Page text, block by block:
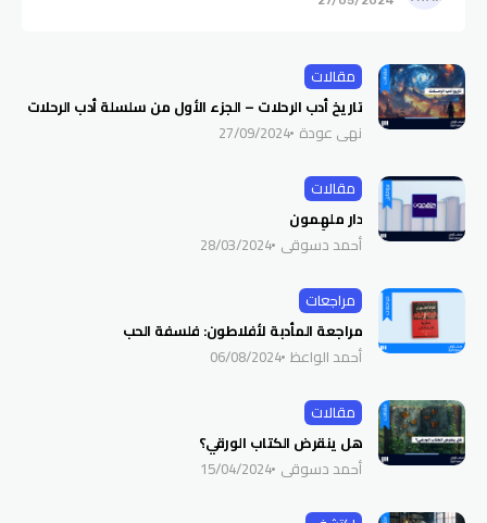
مقالات
تاريخ أدب الرحلات – الجزء الأول من سلسلة أدب الرحلات
نهى عودة 27/09/2024
مقالات
دار ملهِمون
أحمد دسوقي 28/03/2024
مراجعات
مراجعة المأدبة لأفلاطون: فلسفة الحب
أحمد الواعظ 06/08/2024
مقالات
هل ينقرض الكتاب الورقي؟
أحمد دسوقي 15/04/2024